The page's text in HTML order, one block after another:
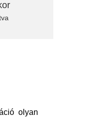
olyan